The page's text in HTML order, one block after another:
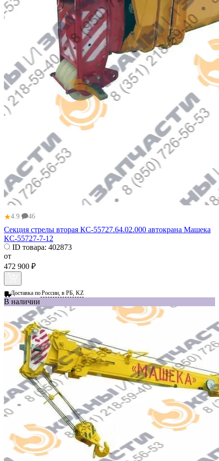
★4.9 46
Секция стрелы вторая КС-55727.64.02.000 автокрана Машека
КС-55727-7-12
ID товара: 402873
от
472 900 ₽
Доставка поРоссии, в РБ, KZ
В наличии